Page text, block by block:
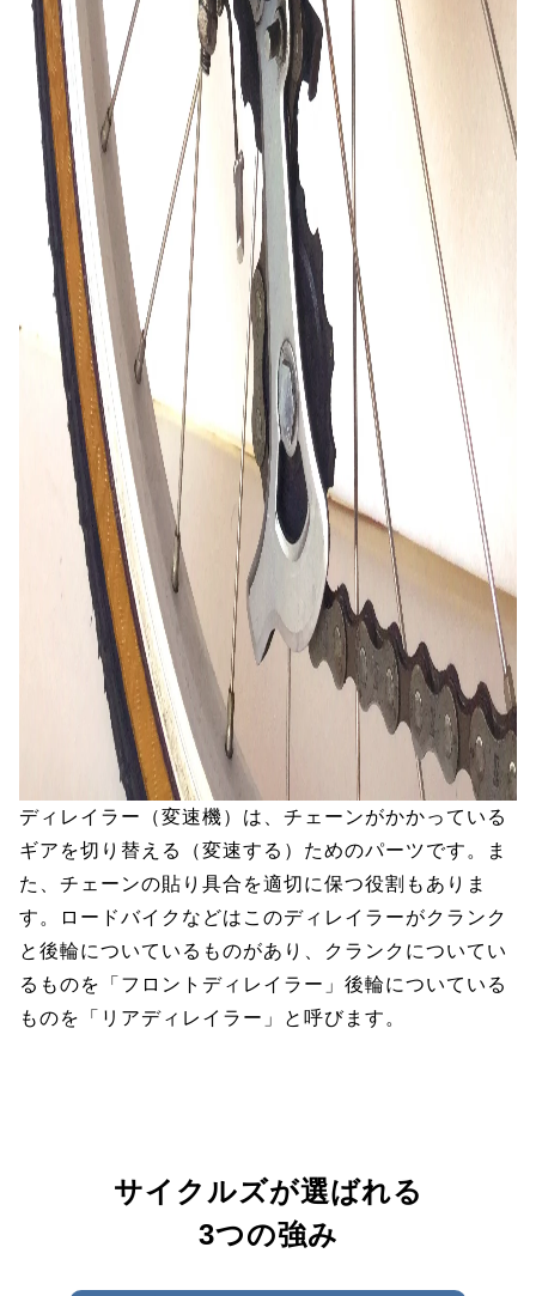
ディレイラー（変速機）は、チェーンがかかっている
ギアを切り替える（変速する）ためのパーツです。ま
た、チェーンの貼り具合を適切に保つ役割もありま
す。ロードバイクなどはこのディレイラーがクランク
と後輪についているものがあり、クランクについてい
るものを「フロントディレイラー」後輪についている
ものを「リアディレイラー」と呼びます。
サイクルズが選ばれる
3つの強み